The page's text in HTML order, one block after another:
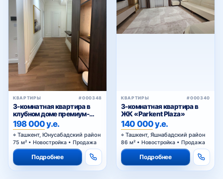
#000348
3-комнатная квартира в
клубном доме премиум-
класса
198 000 у.е.
Ташкент, Юнусабадский район
75 м² • Новостройка • Продажа
Подробнее
#000340
3-комнатная квартира в
ЖК «Parkent Plaza»
140 000 у.е.
Ташкент, Яшнабадский район
86 м² • Новостройка • Продажа
Подробнее